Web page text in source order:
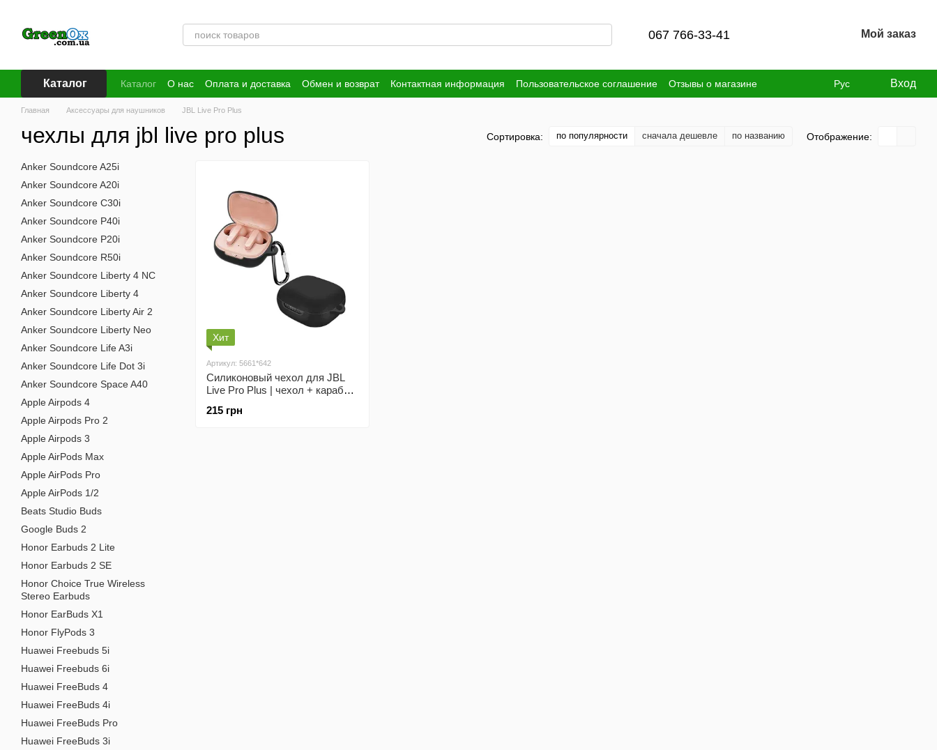
067 766-33-41 Мой заказ
Каталог Каталог О нас Оплата и доставка Обмен и возврат Контактная информация Пользовательское соглашение
Отзывы о магазине
Публичная оферта
Рус Вход
Главная Аксессуары для наушников JBL Live Pro Plus
чехлы для jbl live pro plus Сортировка: по популярности сначала дешевле по названию Отображение:
Хит
Артикул: 5661*642
Силиконовый чехол для JBL
Live Pro Plus | чехол + карабин
215 грн
Anker Soundcore A25i
Anker Soundcore A20i
Anker Soundcore C30i
Anker Soundcore P40i
Anker Soundcore P20i
Anker Soundcore R50i
Anker Soundcore Liberty 4 NC
Anker Soundcore Liberty 4
Anker Soundcore Liberty Air 2
Anker Soundcore Liberty Neo
Anker Soundcore Life A3i
Anker Soundcore Life Dot 3i
Anker Soundcore Space A40
Apple Airpods 4
Apple Airpods Pro 2
Apple Airpods 3
Apple AirPods Max
Apple AirPods Pro
Apple AirPods 1/2
Beats Studio Buds
Google Buds 2
Honor Earbuds 2 Lite
Honor Earbuds 2 SE
Honor Choice True Wireless
Stereo Earbuds
Honor EarBuds X1
Honor FlyPods 3
Huawei Freebuds 5i
Huawei Freebuds 6i
Huawei FreeBuds 4
Huawei FreeBuds 4i
Huawei FreeBuds Pro
Huawei FreeBuds 3i